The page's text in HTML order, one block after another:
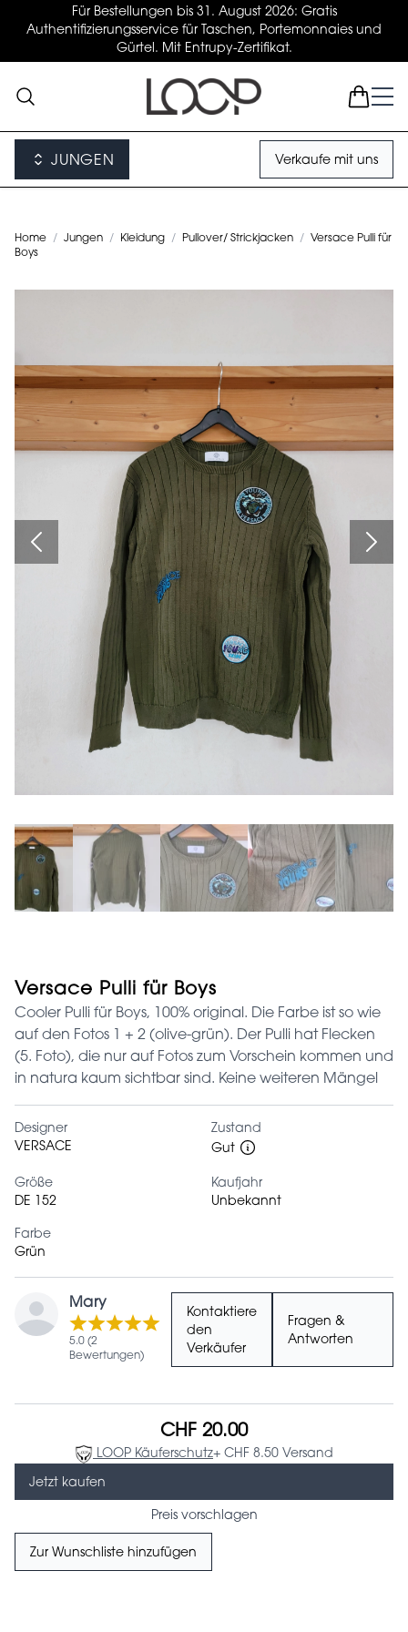
Für Bestellungen bis 31. August 2026: Gratis
Authentifizierungsservice für Taschen, Portemonnaies und
Gürtel. Mit Entrupy-Zertifikat.
JUNGEN Verkaufe mit uns
Home / Jungen / Kleidung / Pullover/ Strickjacken / Versace Pulli für
Boys
Versace Pulli für Boys
Cooler Pulli für Boys, 100% original. Die Farbe ist so wie
auf den Fotos 1 + 2 (olive-grün). Der Pulli hat Flecken
(5. Foto), die nur auf Fotos zum Vorschein kommen und
in natura kaum sichtbar sind. Keine weiteren Mängel
Designer
VERSACE
Zustand
Gut
Größe
DE 152
Kaufjahr
Unbekannt
Farbe
Grün
Mary
5.0 (2
Bewertungen)
Kontaktiere
den
Verkäufer
Fragen &
Antworten
CHF 20.00
LOOP Käuferschutz+ CHF 8.50 Versand
Jetzt kaufen
Preis vorschlagen
Zur Wunschliste hinzufügen